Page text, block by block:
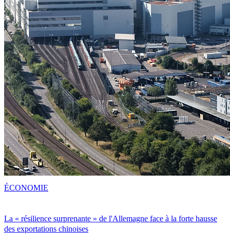
La « résilience surprenante » de l'Allemagne face à la forte hausse
des exportations chinoises
ÉCONOMIE